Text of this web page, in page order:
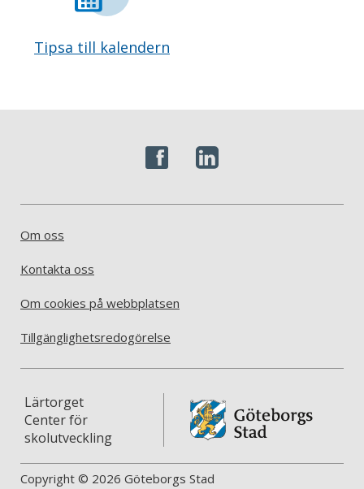
Tipsa till kalendern
Om oss
Kontakta oss
Om cookies på webbplatsen
Tillgänglighetsredogörelse
Lärtorget
Center för
skolutveckling
Copyright © 2026 Göteborgs Stad